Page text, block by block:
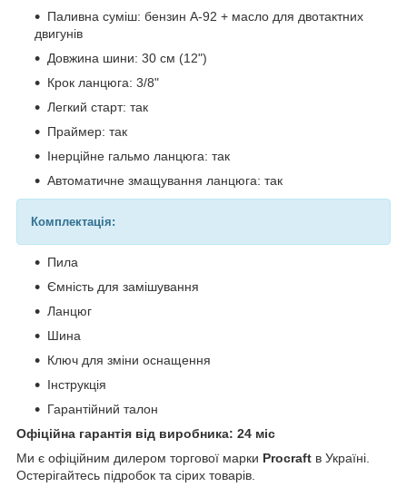
Паливна суміш: бензин А-92 + масло для двотактних
двигунів
Довжина шини: 30 см (12")
Крок ланцюга: 3/8"
Легкий старт: так
Праймер: так
Інерційне гальмо ланцюга: так
Автоматичне змащування ланцюга: так
Комплектація:
Пила
Ємність для замішування
Ланцюг
Шина
Ключ для зміни оснащення
Інструкція
Гарантійний талон
Офіційна гарантія від виробника: 24 міс
Ми є офіційним дилером торгової марки Procraft в Україні.
Остерігайтесь підробок та сірих товарів.